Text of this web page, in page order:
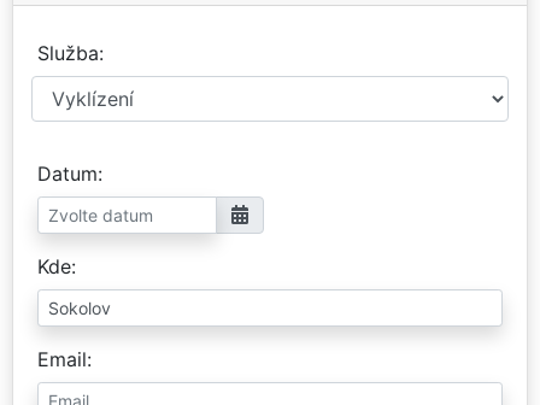
Služba
Datum
Kde
Email